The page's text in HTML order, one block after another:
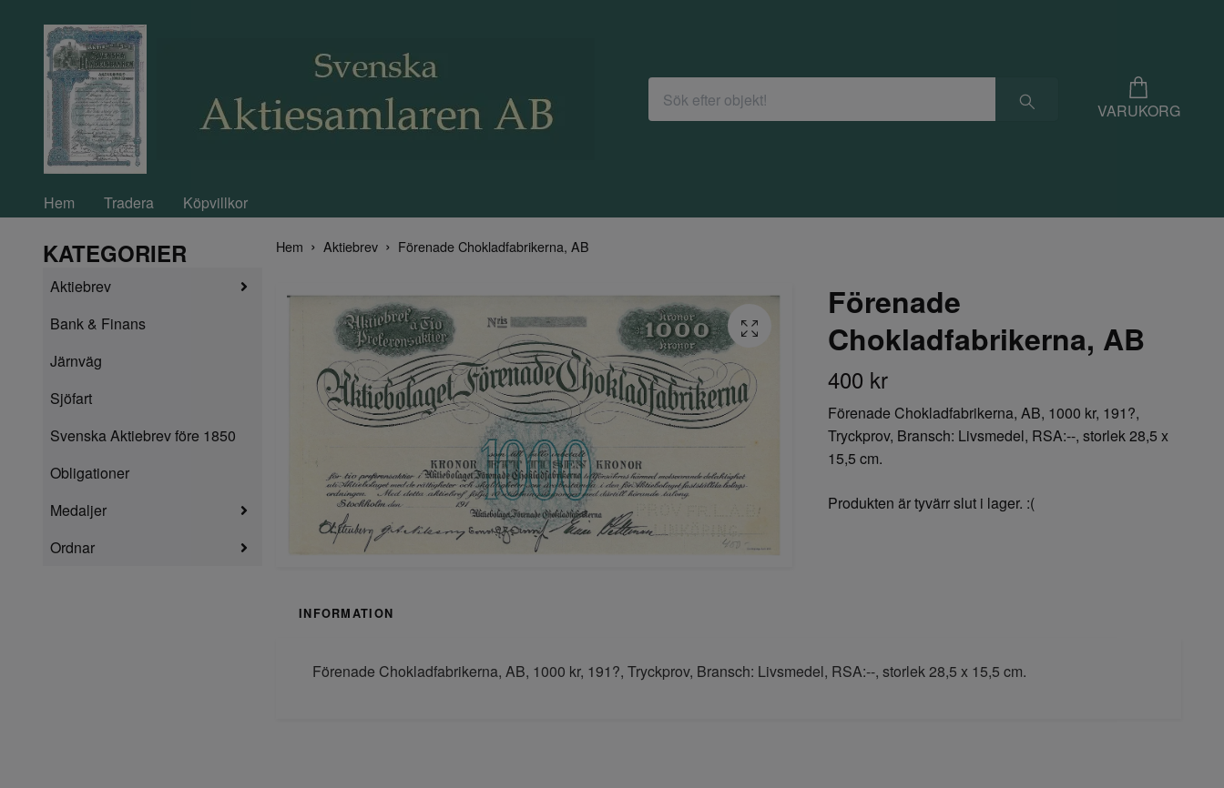
VARUKORG
Hem Tradera Köpvillkor
KATEGORIER
Aktiebrev
Bank & Finans
Järnväg
Sjöfart
Svenska Aktiebrev före 1850
Obligationer
Medaljer
Ordnar
Hem Aktiebrev Förenade Chokladfabrikerna, AB
Förenade
Chokladfabrikerna, AB
400 kr
Förenade Chokladfabrikerna, AB, 1000 kr, 191?,
Tryckprov, Bransch: Livsmedel, RSA:--, storlek 28,5 x
15,5 cm.
Produkten är tyvärr slut i lager. :(
INFORMATION
Förenade Chokladfabrikerna, AB, 1000 kr, 191?, Tryckprov, Bransch: Livsmedel, RSA:--, storlek 28,5 x 15,5 cm.